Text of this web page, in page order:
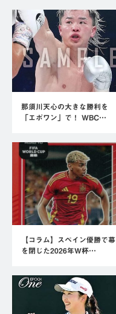
那須川天心の大きな勝利を
「エポワン」で！ WBC…
【コラム】スペイン優勝で幕
を閉じた2026年W杯…